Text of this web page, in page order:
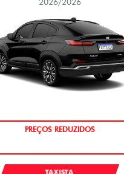
PULSE
PULSE DRIVE 1.3 MT FLEX 4P 2026